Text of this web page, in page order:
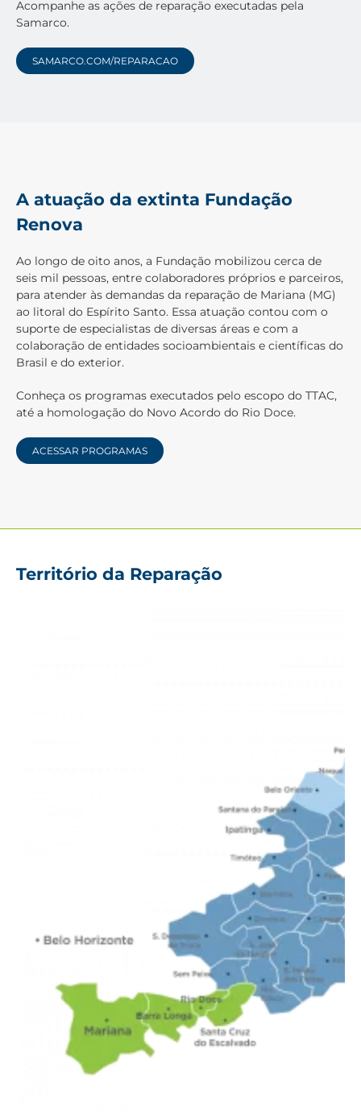
Acompanhe as ações de reparação executadas pela
Samarco.
SAMARCO.COM/REPARACAO
A atuação da extinta Fundação
Renova
Ao longo de oito anos, a Fundação mobilizou cerca de
seis mil pessoas, entre colaboradores próprios e parceiros,
para atender às demandas da reparação de Mariana (MG)
ao litoral do Espírito Santo. Essa atuação contou com o
suporte de especialistas de diversas áreas e com a
colaboração de entidades socioambientais e científicas do
Brasil e do exterior.
Conheça os programas executados pelo escopo do TTAC,
até a homologação do Novo Acordo do Rio Doce.
ACESSAR PROGRAMAS
Território da Reparação